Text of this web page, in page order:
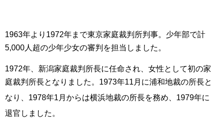
1963年より1972年まで東京家庭裁判所判事。少年部で計
5,000人超の少年少女の審判を担当しました。
1972年、新潟家庭裁判所長に任命され、女性として初の家
庭裁判所長となりました。1973年11月に浦和地裁の所長と
なり
、1978年1月からは横浜地裁の所長を務め 、1979年に
退官しました 。